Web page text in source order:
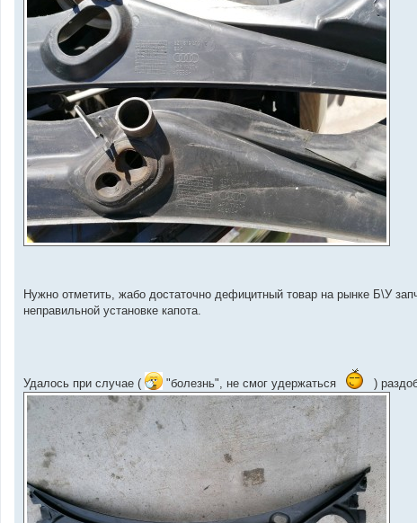
Нужно отметить, жабо достаточно дефицитный товар на рынке Б\У
неправильной установке капота.
Удалось при случае ( "болезнь", не смог удержаться )